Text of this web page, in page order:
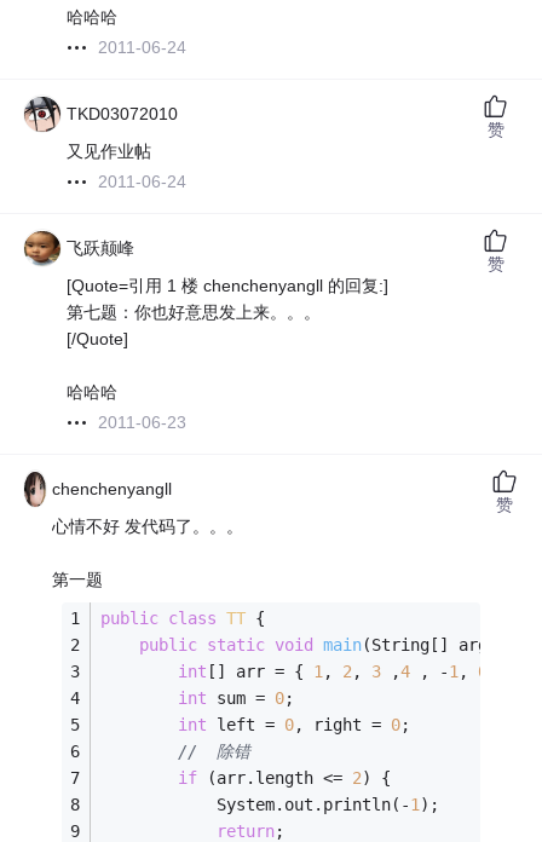
哈哈哈
2011-06-24
TKD03072010
又见作业帖
2011-06-24
赞
飞跃颠峰
[Quote=引用 1 楼 chenchenyangll 的回复:]
第七题：你也好意思发上来。。。
[/Quote]
哈哈哈
2011-06-23
赞
chenchenyangll
心情不好 发代码了。。。
第一题
public class TT {
public static void main(String[] args)
int [] arr = { 1, 2, 3 ,4 , -1, 0
int sum = 0;
int left = 0, right = 0;
//	除错
if (arr.length <= 2) {
			System.out.println(-
1);
return;
赞